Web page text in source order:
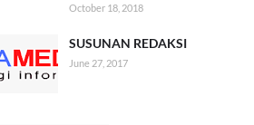
October 18, 2018
SUSUNAN REDAKSI
June 27, 2017